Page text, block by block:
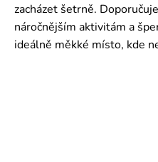
zacházet šetrně.
náročnějším aktivitám a
ideálně měkké místo, kde